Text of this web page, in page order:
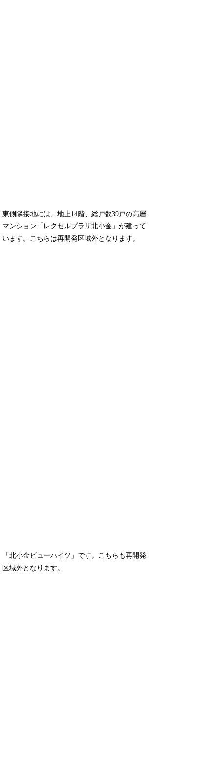
東側隣接地には、地上14階、総戸数39戸の高層
マンション「レクセルプラザ北小金」が建って
います。こちらは再開発区域外となります。
「北小金ビューハイツ」です。こちらも再開発
区域外となります。